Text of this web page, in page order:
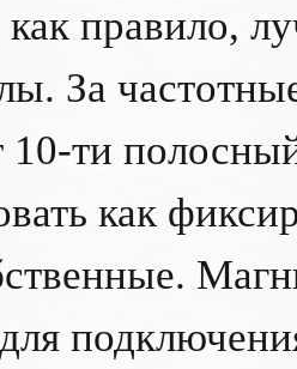
как правило,
За
10-ти
как